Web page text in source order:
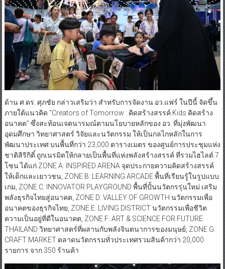
ด้าน ศ.ดร. ศุภชัย กล่าวเสริมว่า สำหรับการจัดงาน อว.แฟร์ ในปีนี้ จัดขึ้น
ภายใต้แนวคิด “Creators of Tomorrow : คิดสร้างสรรค์ Kids คิดสร้าง
อนาคต” ซึ่งสะท้อนเจตนารมณ์ตามนโยบายหลักของ อว. ที่มุ่งพัฒนา
อุดมศึกษา วิทยาศาสตร์ วิจัยและนวัตกรรม ให้เป็นกลไกหลักในการ
พัฒนาประเทศ บนพื้นที่กว่า 23,000 ตารางเมตร ของศูนย์การประชุมแห่ง
ชาติสิริกิติ์ ถูกเนรมิตให้กลายเป็นพื้นที่แห่งพลังสร้างสรรค์ ที่รวมไฮไลต์ 7
โซน ได้แก่ ZONE A: INSPIRED ARENA จุดประกายความคิดสร้างสรรค์
ให้เด็กและเยาวชน, ZONE B: LEARNING ARCADE พื้นที่เรียนรู้ในรูปแบบ
เกม, ZONE C: INNOVATOR PLAYGROUND พื้นที่ปั้นนวัตกรรุ่นใหม่ เสริม
พลังธุรกิจไทยสู่อนาคต, ZONE D: VALLEY OF GROWTH นวัตกรรมเพื่อ
อนาคตของธุรกิจไทย, ZONE E: LIVING DISTRICT นวัตกรรมเพื่อชีวิต
ความเป็นอยู่ที่ดีในอนาคต, ZONE F: ART & SCIENCE FOR FUTURE
THAILAND วิทยาศาสตร์ที่ผสานกับพลังจินตนาการของมนุษย์, ZONE G:
CRAFT MARKET ตลาดนวัตกรรมทั่วประเทศรวมสินค้ากว่า 20,000
รายการ จาก 350 ร้านค้า